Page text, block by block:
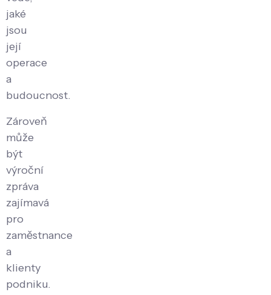
jaké
jsou
její
operace
a
budoucnost.
Zároveň
může
být
výroční
zpráva
zajímavá
pro
zaměstnance
a
klienty
podniku.